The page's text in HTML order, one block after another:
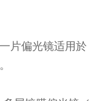
片偏光镜适用於